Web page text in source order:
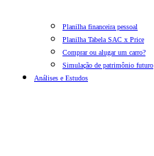
Planilha financeira pessoal
Planilha Tabela SAC x Price
Comprar ou alugar um carro?
Simulação de patrimônio futuro
Análises e Estudos